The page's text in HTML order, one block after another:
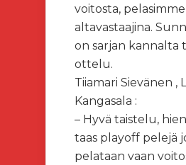
voitosta,
altavastaajina.
on sarjan kannalta
ottelu.
Tiiamari Sievänen ,
Kangasala :
– Hyvä taistelu,
taas playoff pelejä
pelataan vaan